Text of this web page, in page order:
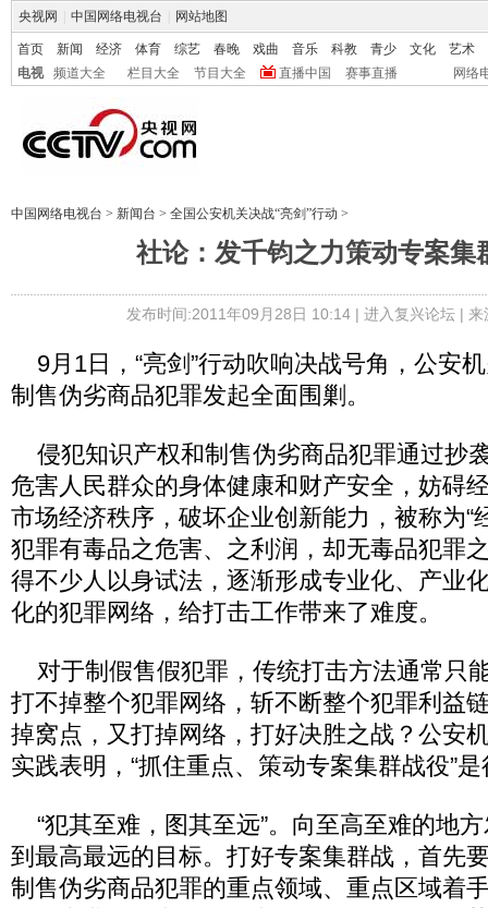
央视网 中国网络电视台 网站地图
首页 新闻 经济 体育 综艺 春晚 戏曲 音乐 科教 青少 文化
艺术
电视
频道大全 栏目大全 节目大全 直播中国 赛事直播 网络
中国网络电视台 > 新闻台 > 全国公安机关决战“亮剑”行动 >
社论：发千钧之力策动专案集
发布时间:2011年09月28日 10:14 | 进入复兴论坛| 来
9月1日，“亮剑”行动吹响决战号角，公安
制售伪劣商品犯罪发起全面围剿。
侵犯知识产权和制售伪劣商品犯罪通过抄
危害人民群众的身体健康和财产安全，妨碍
市场经济秩序，破坏企业创新能力，被称为“
犯罪有毒品之危害、之利润，却无毒品犯罪
得不少人以身试法，逐渐形成专业化、产业
化的犯罪网络，给打击工作带来了难度。
对于制假售假犯罪，传统打击方法通常只
打不掉整个犯罪网络，斩不断整个犯罪利益
掉窝点，又打掉网络，打好决胜之战？公安
实践表明，“抓住重点、策动专案集群战役”
“犯其至难，图其至远”。向至高至难的地
到最高最远的目标。打好专案集群战，首先
制售伪劣商品犯罪的重点领域、重点区域着